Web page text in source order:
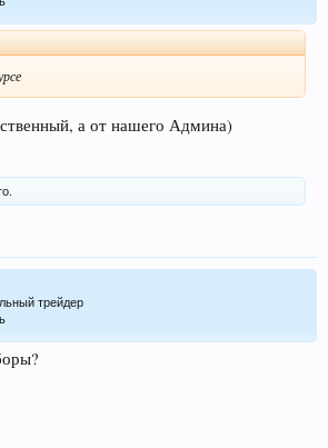
а от нашего Админа)
трейдер